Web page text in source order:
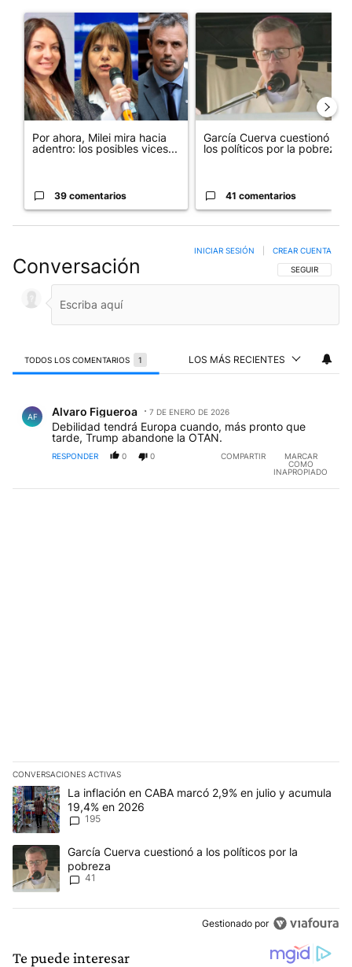
Un artículo de tendencia con el título "Por ahora, Milei mira
Por ahora, Milei mira hacia
adentro: los posibles vices...
39 comentarios
Un artículo de tendencia con
García Cuerva cuestionó a
los políticos por la pobreza
41 comentarios
Conversación SIGA ESTA
SEGUIR
INICIAR SESIÓN CREAR CUENTA
TODOS LOS COMENTARIOS 1 LOS MÁS RECIENTES
AF Alvaro Figueroa 7 DE ENERO DE 2026
Debilidad tendrá Europa cuando, más pronto que
tarde, Trump abandone la OTAN.
RESPONDER 0 0 COMPARTIR
MARCAR
COMO
INAPROPIADO
CONVERSACIONES ACTIVAS
Este listado muestra los artículos con más comentarios en los
Un artículo de tendencia con el título "La inflación en CABA
La inflación en CABA marcó 2,9% en julio y acumula
19,4% en 2026
195
Un artículo de tendencia con el título "García Cuerva cuestionó
García Cuerva cuestionó a los políticos por la
pobreza
41
Gestionado por